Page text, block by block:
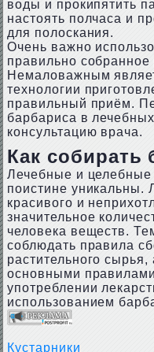
воды и прокипятить
настоять полчаса и
для полоскания.
Очень важно
правильно собранное
Немаловажным
технологии
правильный приём.
барбариса в
консультацию врача.
Как собирать
Лечебные и целебные
поистине уникальны.
красивого и
значительное
человека веществ.
соблюдать правила
растительного сырья,
основными
употреблении
использованием
Кустарники